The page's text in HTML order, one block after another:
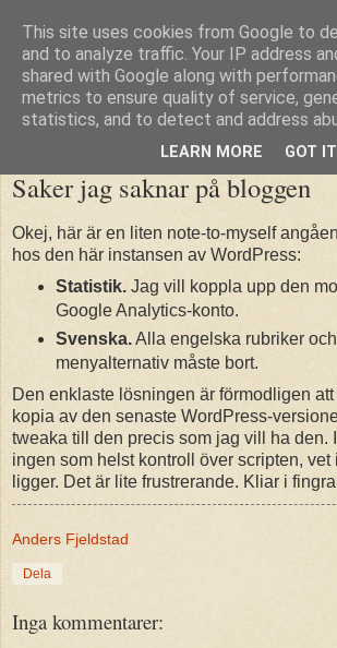
blogg.fjeldstad.se
Saker jag saknar på bloggen
Okej, här är en liten note-to-myself
hos den här instansen av WordPress:
Statistik.Jag vill koppla upp den
Google Analytics-konto.
Svenska.Alla engelska rubriker och
menyalternativ måste bort.
Den enklaste lösningen är förmodligen
kopia av den senaste WordPress-
tweaka till den precis som jag vill ha den.
ingen som helst kontroll över scripten, vet
ligger. Det är lite frustrerande. Kliar i
Anders Fjeldstad
Dela
Inga kommentarer:
This site uses cookies from Google to
and to analyze traffic. Your IP address
shared with Google along with
metrics to ensure quality of service,
statistics, and to detect and address
LEARN MORE GOT IT